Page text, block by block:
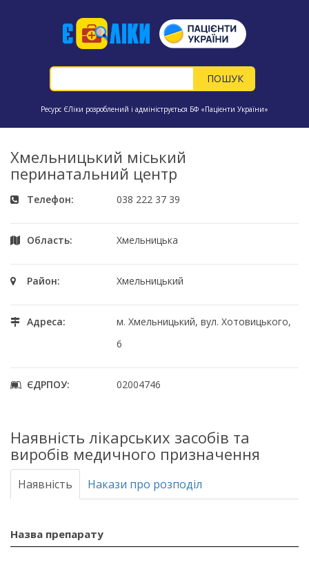
Ресурс ЄЛіки розроблений і адмініструється БФ «Пацієнти України»
Хмельницький міський
перинатальний центр
Телефон: 038 222 37 39
Область: Хмельницька
Район: Хмельницький
Адреса:
м. Хмельницький, вул. Хотовицького,
6
ЄДРПОУ: 02004746
Наявність лікарських засобів та
виробів медичного призначення
Наявність Накази про розподіл
Назва препарату